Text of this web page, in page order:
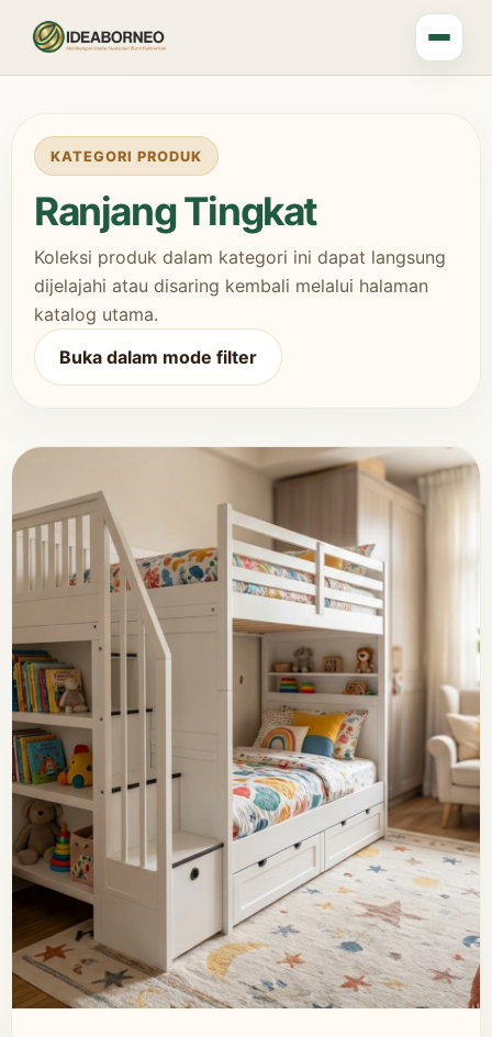
KATEGORI PRODUK
Ranjang Tingkat
Koleksi produk dalam kategori ini dapat langsung
dijelajahi atau disaring kembali melalui halaman
katalog utama.
Buka dalam mode filter